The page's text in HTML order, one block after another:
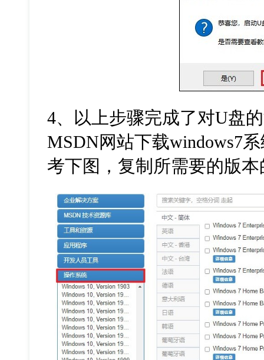
4、以上步骤完成了对U盘
MSDN网站下载windows7
考下图，复制所需要的版本